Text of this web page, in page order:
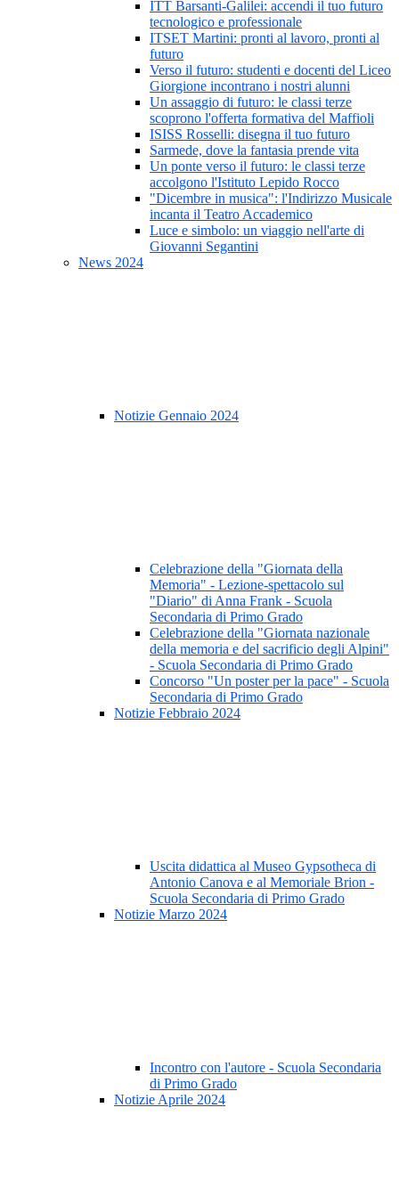
ITT Barsanti-Galilei: accendi il tuo futuro
tecnologico e professionale
ITSET Martini: pronti al lavoro, pronti al
futuro
Verso il futuro: studenti e docenti del Liceo
Giorgione incontrano i nostri alunni
Un assaggio di futuro: le classi terze
scoprono l'offerta formativa del Maffioli
ISISS Rosselli: disegna il tuo futuro
Sarmede, dove la fantasia prende vita
Un ponte verso il futuro: le classi terze
accolgono l'Istituto Lepido Rocco
"Dicembre in musica": l'Indirizzo Musicale
incanta il Teatro Accademico
Luce e simbolo: un viaggio nell'arte di
Giovanni Segantini
News 2024
Notizie Gennaio 2024
Celebrazione della "Giornata della
Memoria" - Lezione-spettacolo sul
"Diario" di Anna Frank - Scuola
Secondaria di Primo Grado
Celebrazione della "Giornata nazionale
della memoria e del sacrificio degli Alpini"
- Scuola Secondaria di Primo Grado
Concorso "Un poster per la pace" - Scuola
Secondaria di Primo Grado
Notizie Febbraio 2024
Uscita didattica al Museo Gypsotheca di
Antonio Canova e al Memoriale Brion -
Scuola Secondaria di Primo Grado
Notizie Marzo 2024
Incontro con l'autore - Scuola Secondaria
di Primo Grado
Notizie Aprile 2024